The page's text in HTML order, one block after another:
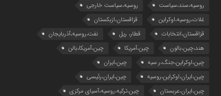
روسیه،سند،سیاست
روسیه،سیاست خارجی
غلات،روسیه،اوکراین
قزاقستان،ازبکستان
قزاقستان،انتخابات
قطار، ریل
نفت،روسیه،آذربایجان
هند،چین،بالون
چین،آمریکا
چین،آمریکا،بالن
چین،اوکراین،جنگ،ر.سیه
چین،ایران
چین،ایران،اوکراین،روسیه
چین،ایران،رئیسی
چین،ایران،عربستان
چین،ترکیه،روسیه،آسیای مرکزی